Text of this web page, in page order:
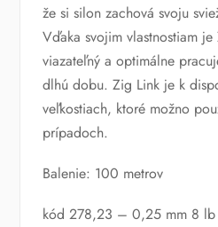
že si silon zachová svoju
Vďaka svojim vlastnostiam
viazateľný a optimálne
dlhú dobu. Zig Link je k
veľkostiach, ktoré možno
prípadoch.
Balenie: 100 metrov
kód 278,23 – 0,25 mm 8